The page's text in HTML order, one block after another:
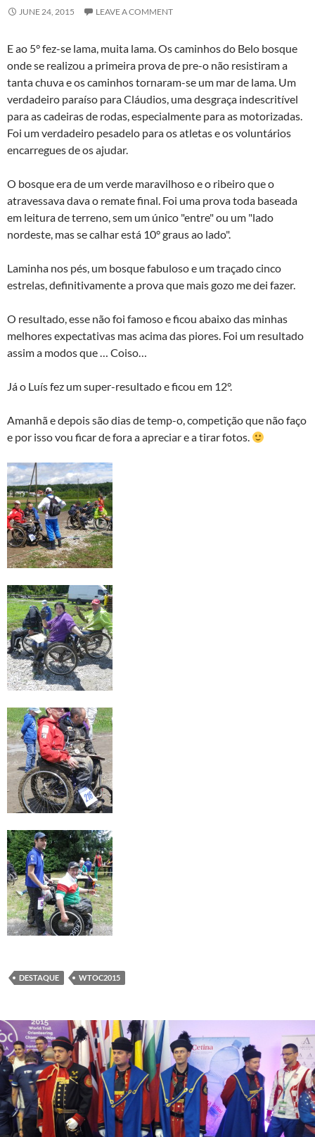
JUNE 24, 2015 LEAVE A COMMENT
E ao 5° fez-se lama, muita lama. Os caminhos do Belo bosque
onde se realizou a primeira prova de pre-o não resistiram a
tanta chuva e os caminhos tornaram-se um mar de lama. Um
verdadeiro paraíso para Cláudios, uma desgraça indescritível
para as cadeiras de rodas, especialmente para as motorizadas.
Foi um verdadeiro pesadelo para os atletas e os voluntários
encarregues de os ajudar.
O bosque era de um verde maravilhoso e o ribeiro que o
atravessava dava o remate final. Foi uma prova toda baseada
em leitura de terreno, sem um único "entre" ou um "lado
nordeste, mas se calhar está 10° graus ao lado".
Laminha nos pés, um bosque fabuloso e um traçado cinco
estrelas, definitivamente a prova que mais gozo me dei fazer.
O resultado, esse não foi famoso e ficou abaixo das minhas
melhores expectativas mas acima das piores. Foi um resultado
assim a modos que … Coiso…
Já o Luís fez um super-resultado e ficou em 12°.
Amanhã e depois são dias de temp-o, competição que não faço
e por isso vou ficar de fora a apreciar e a tirar fotos.
DESTAQUE WTOC2015